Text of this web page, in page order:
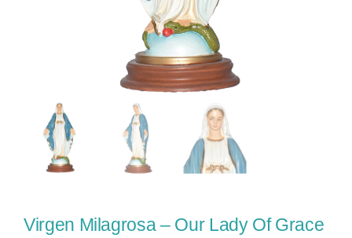
Virgen Milagrosa – Our Lady Of Grace